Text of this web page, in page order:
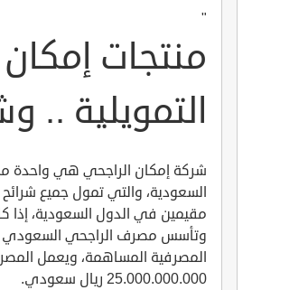
"
منتجات
التمويلية ..
شركة إمكان الراجحي هي واحدة
السعودية، والتي تمول جميع
مقيمين في الدول السعودية، إذا
المصرفية المساهمة، ويعمل
25.000.000.000 ريال سعودي.